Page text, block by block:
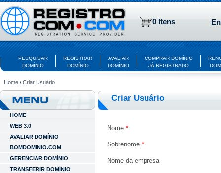
0 Itens
PESQUISAR
DOMÍNIO
REGISTRAR
DOMÍNIO
AVALIAR
DOMÍNIO
COMPRAR DOMÍNIO
JÁ REGISTRADO
Home /Criar Usuário
HOME
WEB 3.0
AVALIAR DOMÍNIO
BOMDOMINIO.COM
GERENCIAR DOMÍNIO
TRANSFERIR DOMÍNIO
Criar Usuário
Nome *
Sobrenome *
Nome da empresa